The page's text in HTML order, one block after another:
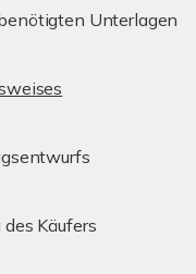
Unterlagen
Käufers